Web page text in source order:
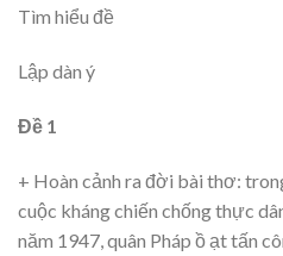
Tìm hiểu đề
Lập dàn ý
Đề 1
+ Hoàn cảnh ra đời bài thơ:
cuộc kháng chiến chống thực
năm 1947, quân Pháp ồ ạt tấn